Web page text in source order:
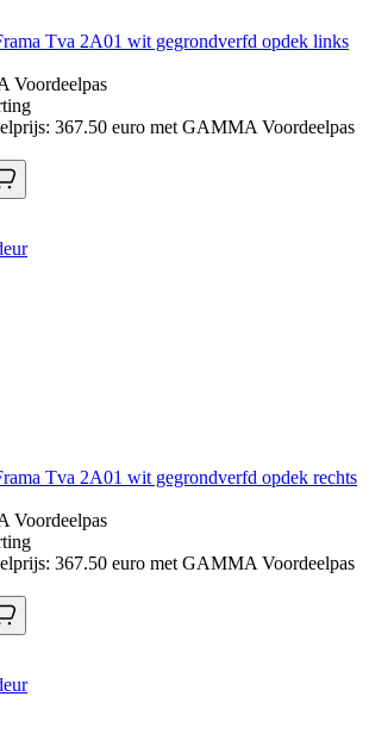
Tva 2A01 wit gegrondverfd opdek links
Voordeelpas
367.50 euro met GAMMA Voordeelpas
Tva 2A01 wit gegrondverfd opdek rechts
Voordeelpas
367.50 euro met GAMMA Voordeelpas